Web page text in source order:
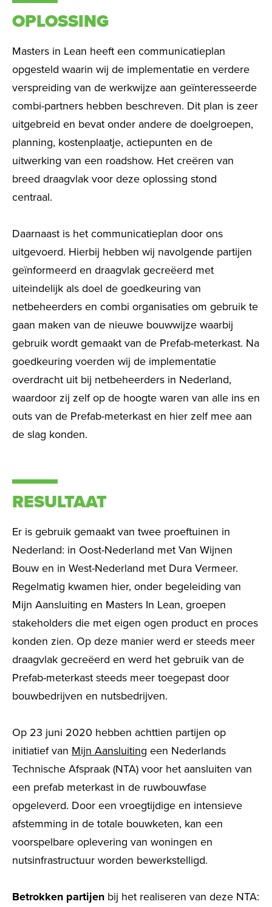
OPLOSSING
Masters in Lean heeft een communicatieplan
opgesteld waarin wij de implementatie en verdere
verspreiding van de werkwijze aan geïnteresseerde
combi-partners hebben beschreven. Dit plan is zeer
uitgebreid en bevat onder andere de doelgroepen,
planning, kostenplaatje, actiepunten en de
uitwerking van een roadshow. Het creëren van
breed draagvlak voor deze oplossing stond
centraal.
Daarnaast is het communicatieplan door ons
uitgevoerd. Hierbij hebben wij navolgende partijen
geïnformeerd en draagvlak gecreëerd met
uiteindelijk als doel de goedkeuring van
netbeheerders en combi organisaties om gebruik te
gaan maken van de nieuwe bouwwijze waarbij
gebruik wordt gemaakt van de Prefab-meterkast. Na
goedkeuring voerden wij de implementatie
overdracht uit bij netbeheerders in Nederland,
waardoor zij zelf op de hoogte waren van alle ins en
outs van de Prefab-meterkast en hier zelf mee aan
de slag konden.
RESULTAAT
Er is gebruik gemaakt van twee proeftuinen in
Nederland: in Oost-Nederland met Van Wijnen
Bouw en in West-Nederland met Dura Vermeer.
Regelmatig kwamen hier, onder begeleiding van
Mijn Aansluiting en Masters In Lean, groepen
stakeholders die met eigen ogen product en proces
konden zien. Op deze manier werd er steeds meer
draagvlak gecreëerd en werd het gebruik van de
Prefab-meterkast steeds meer toegepast door
bouwbedrijven en nutsbedrijven.
Op 23 juni 2020 hebben achttien partijen op
initiatief van Mijn Aansluiting een Nederlands
Technische Afspraak (NTA) voor het aansluiten van
een prefab meterkast in de ruwbouwfase
opgeleverd. Door een vroegtijdige en intensieve
afstemming in de totale bouwketen, kan een
voorspelbare oplevering van woningen en
nutsinfrastructuur worden bewerkstelligd.
Betrokken partijen bij het realiseren van deze NTA: